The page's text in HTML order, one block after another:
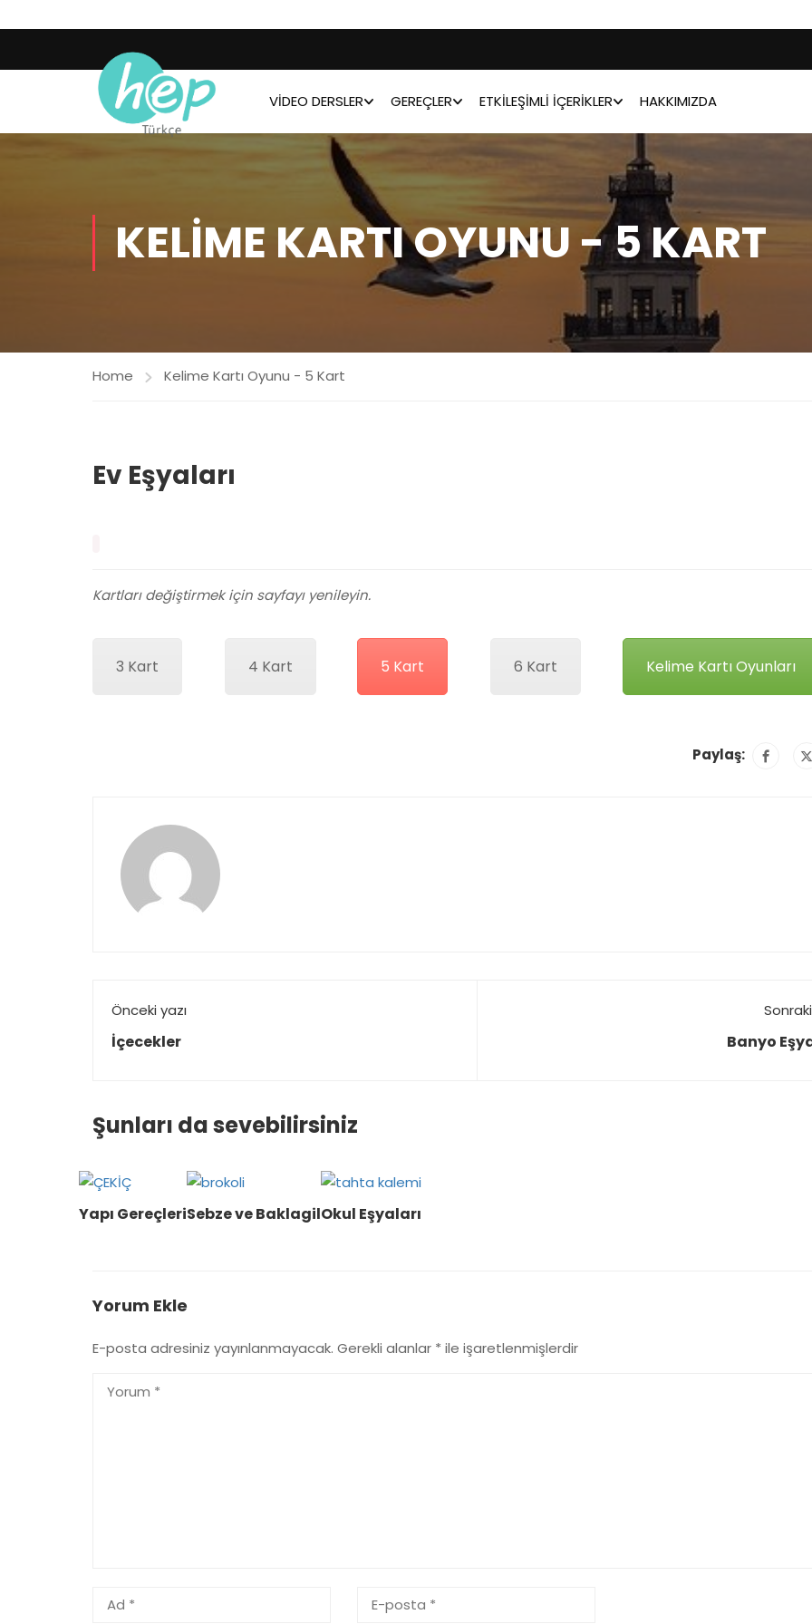
VIDEO DERSLER GEREÇLER ETKILEŞIMLI İÇERIKLER HAKKIMIZDA
KELIME KARTI OYUNU - 5 KART
Home Kelime Kartı Oyunu - 5 Kart
Ev Eşyaları
Kartları değiştirmek için sayfayı yenileyin.
3 Kart 4 Kart 5 Kart 6 Kart Kelime Kartı Oyunları
Paylaş:
Önceki yazı
İçecekler Banyo
Şunları da sevebilirsiniz
Yapı GereçleriSebze ve BaklagilOkul Eşyaları
Yorum Ekle
E-posta adresiniz yayınlanmayacak. Gerekli alanlar * ile işaretlenmişlerdir